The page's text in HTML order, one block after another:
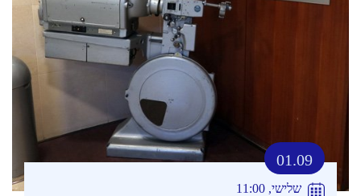
01.09
שלישי, 11:00